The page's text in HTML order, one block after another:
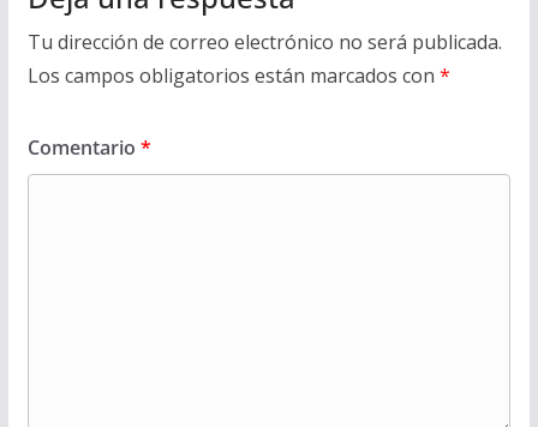
Tu dirección de correo electrónico no será publicada.
Los campos obligatorios están marcados con *
Comentario *